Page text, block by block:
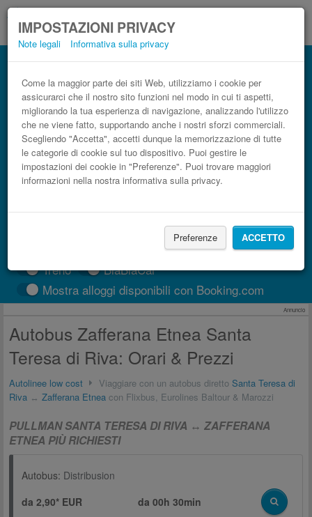
IMPOSTAZIONI PRIVACY
Note legali Informativa sulla privacy
Come la maggior parte dei siti Web, utilizziamo i cookie per
assicurarci che il nostro sito funzioni nel modo in cui ti aspetti,
migliorando la tua esperienza di navigazione, analizzando l'utilizzo
che ne viene fatto, supportando anche i nostri sforzi commerciali.
Scegliendo "Accetta", accetti dunque la memorizzazione di tutte
le categorie di cookie sul tuo dispositivo. Puoi gestire le
impostazioni dei cookie in "Preferenze". Puoi trovare maggiori
informazioni nella nostra informativa sulla privacy.
Preferenze ACCETTO
Autobus Santa Teresa di Riva Zafferana
Etnea low cost
Prenota il biglietto del pullman più economico
CERCA LE CORSE
Treno
BlaBlaCar
Mostra alloggi disponibili con Booking.com
Annuncio
Autobus Zafferana Etnea Santa
Teresa di Riva: Orari & Prezzi
Autolinee low cost Viaggiare con un autobus diretto Santa Teresa di
Riva ↔ Zafferana Etnea con Flixbus, Eurolines Baltour & Marozzi
PULLMAN SANTA TERESA DI RIVA ↔ ZAFFERANA
ETNEA PIÙ RICHIESTI
Autobus: Distribusion
da 2,90* EUR
da00h 30min